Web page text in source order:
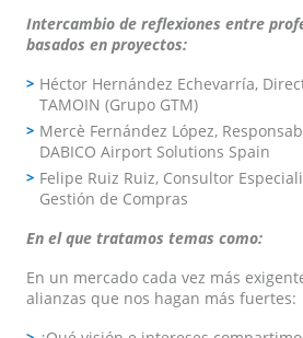
Intercambio de reflexiones entre
basados en proyectos:
Héctor Hernández Echevarría,
TAMOIN (Grupo GTM)
Mercè Fernández López,
DABICO Airport Solutions Spain
Felipe Ruiz Ruiz, Consultor
Gestión de Compras
En el que tratamos temas como:
En un mercado cada vez más
alianzas que nos hagan más fuertes: